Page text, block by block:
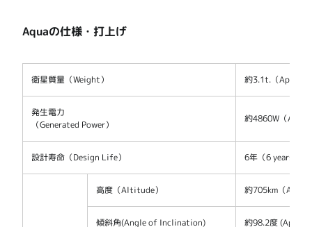
Aquaの仕様・打上げ
衛星質量（Weight） 約3.1t.（Approx.
発生電力
（Generated Power）
約4860W（
設計寿命（Design Life） 6年（6 years）
高度（Altitude） 約705km（
傾斜角(Angle of Inclination) 約98.2度